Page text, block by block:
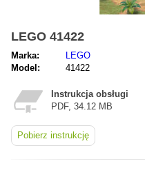
LEGO 41422
Marka:
LEGO
Model:
41422
Instrukcja obsługi
PDF, 34.12 MB
Pobierz instrukcję